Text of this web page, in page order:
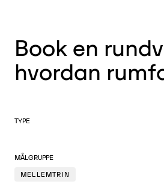
Book en
hvordan
TYPE
MÅLGRUPPE
MELLEMTRIN